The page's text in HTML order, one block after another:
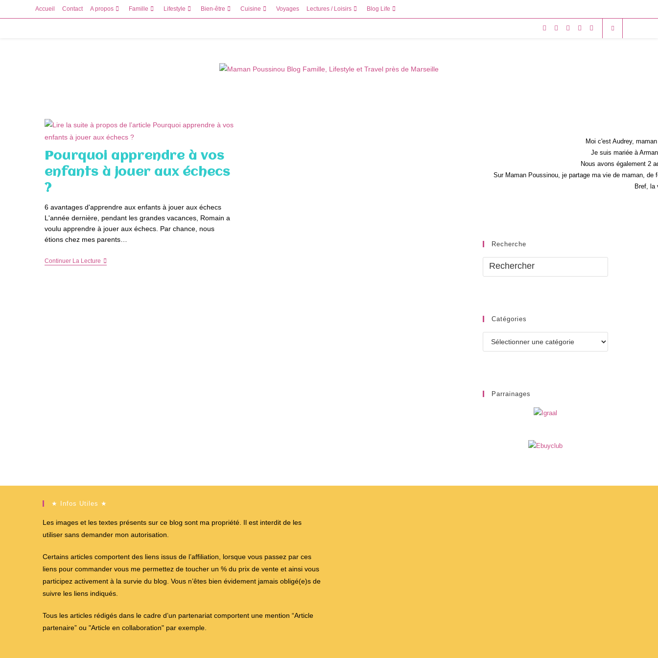
to
Accueil Contact A propos Famille Lifestyle Bien-être Cuisine Voyages Lectures / Loisirs Blog Life
Pourquoi apprendre à vos
enfants à jouer aux échecs
?
6 avantages d'apprendre aux enfants à jouer aux échecs
L'année dernière, pendant les grandes vacances, Romain a
voulu apprendre à jouer aux échecs. Par chance, nous
étions chez mes parents…
Continuer La LecturePourquoi
Moi c'est Audrey,
Je suis mariée à
Nous avons également 2
Sur Maman Poussinou, je partage ma vie de maman,
Bref, la
Recherche
Catégories
Parrainages
★ Infos Utiles ★
Les images et les textes présents sur ce blog sont ma propriété. Il est interdit de les
utiliser sans demander mon autorisation.
Certains articles comportent des liens issus de l’affiliation, lorsque vous passez par ces
liens pour commander vous me permettez de toucher un % du prix de vente et ainsi vous
participez activement à la survie du blog. Vous n’êtes bien évidement jamais obligé(e)s de
suivre les liens indiqués.
Tous les articles rédigés dans le cadre d’un partenariat comportent une mention “Article
partenaire” ou "Article en collaboration" par exemple.